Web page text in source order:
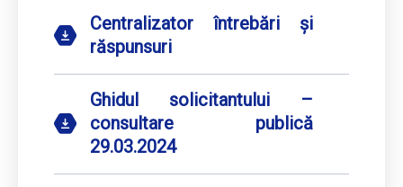
Centralizator întrebări și
răspunsuri
Ghidul solicitantului –
consultare publică
29.03.2024